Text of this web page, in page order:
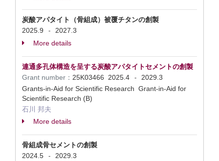
炭酸アパタイト（骨組成）被覆チタンの創製
2025.9
-
2027.3
More details
連通多孔体構造を呈する炭酸アパタイトセメントの創製
Grant number： 25K03466 2025.4 -
2029.3
Grants-in-Aid for Scientific Research Grant-in-Aid for
Scientific Research (B)
石川 邦夫
More details
骨組成骨セメントの創製
2024.5
-
2029.3